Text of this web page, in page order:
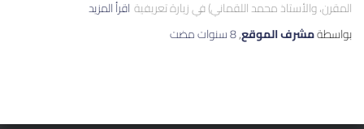
المقرن، والأستاذ محمد اللقماني) في زيارة تعريفية اقرأ المزيد
بواسطةمشرف الموقع,8 سنوات مضت